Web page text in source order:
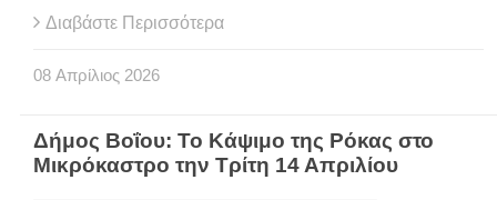
Διαβάστε Περισσότερα
08 Απρίλιος 2026
Δήμος Βοΐου: Το Κάψιμο της Ρόκας στο
Μικρόκαστρο την Τρίτη 14 Απριλίου